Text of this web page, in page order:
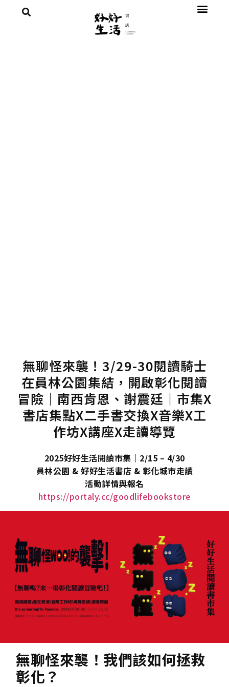
無聊怪來襲！3/29-30閱讀騎士
在員林公園集結，開啟彰化閱讀
冒險｜南西肯恩、謝震廷｜市集X
書店集點X二手書交換X音樂X工
作坊X講座X走讀導覽
2025好好生活閱讀市集｜2/15 – 4/30
員林公園 & 好好生活書店 & 彰化城市走讀
活動詳情與報名
https://portaly.cc/goodlifebookstore
無聊怪來襲！我們該如何拯救
彰化？